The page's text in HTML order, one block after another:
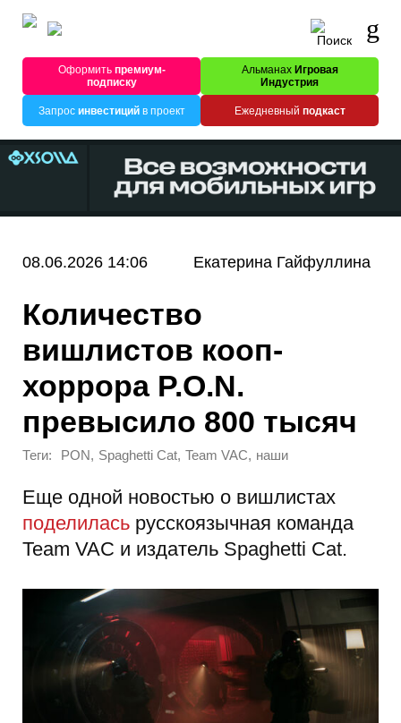
Оформитьпремиум-
подписку
Альманах Игровая
Индустрия
Запрос инвестицийв проект Ежедневный подкаст
08.06.2026 14:06 Екатерина Гайфуллина
Количество
вишлистов кооп-
хоррора P.O.N.
превысило 800 тысяч
Теги: PON, Spaghetti Cat, Team VAC, наши
Еще одной новостью о вишлистах
поделилась русскоязычная команда
Team VAC и издатель Spaghetti Cat.